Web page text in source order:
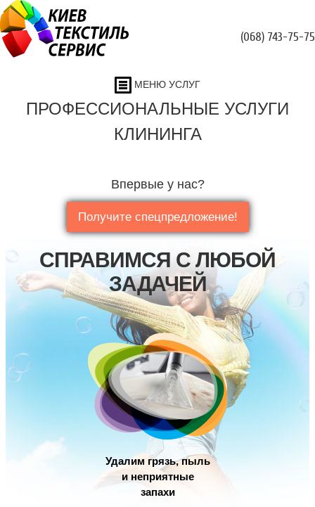
(068) 743-75-75
МЕНЮ УСЛУГ
ПРОФЕССИОНАЛЬНЫЕ УСЛУГИ
КЛИНИНГА
Впервые у нас?
Получите спецпредложение!
СПРАВИМСЯ С ЛЮБОЙ
ЗАДАЧЕЙ
Удалим грязь, пыль
и неприятные
запахи